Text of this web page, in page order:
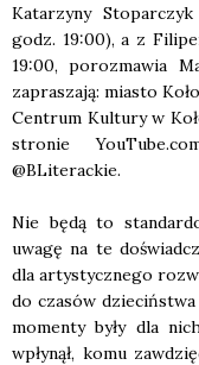
Kata­rzy­ny
godz. 19:00), a z
19:00, poroz­ma­wia
zapra­sza­ją: mia­sto
Cen­trum Kul­tu­ry w
stro­nie
@BLiterackie.
Nie będą to
uwa­gę na te
dla arty­stycz­ne­go
do cza­sów
momen­ty były dla
wpły­nął, komu